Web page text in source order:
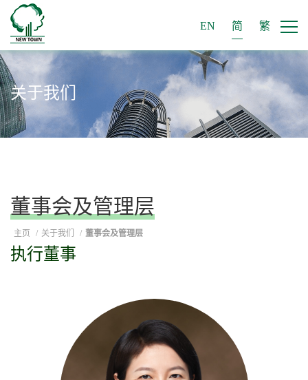
EN 简 繁
关于我们
董事会及管理层
主页 / 关于我们 / 董事会及管理层
执行董事